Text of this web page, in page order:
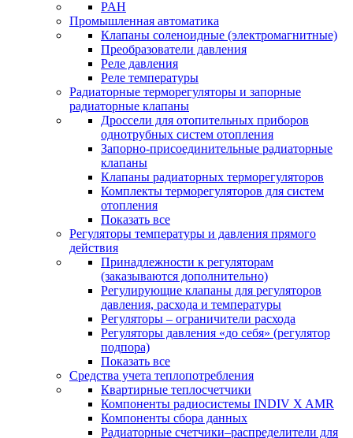
PAH
Промышленная автоматика
Клапаны соленоидные (электромагнитные)
Преобразователи давления
Реле давления
Реле температуры
Радиаторные терморегуляторы и запорные
радиаторные клапаны
Дроссели для отопительных приборов
однотрубных систем отопления
Запорно-присоединительные радиаторные
клапаны
Клапаны радиаторных терморегуляторов
Комплекты терморегуляторов для систем
отопления
Показать все
Регуляторы температуры и давления прямого
действия
Принадлежности к регуляторам
(заказываются дополнительно)
Регулирующие клапаны для регуляторов
давления, расхода и температуры
Регуляторы – ограничители расхода
Регуляторы давления «до себя» (регулятор
подпора)
Показать все
Средства учета теплопотребления
Квартирные теплосчетчики
Компоненты радиосистемы INDIV X AMR
Компоненты сбора данных
Радиаторные счетчики–распределители для